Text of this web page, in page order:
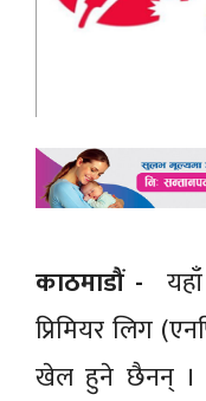
काठमाडौं -
प्रिमियर लिग
खेल हुने छैनन् ।